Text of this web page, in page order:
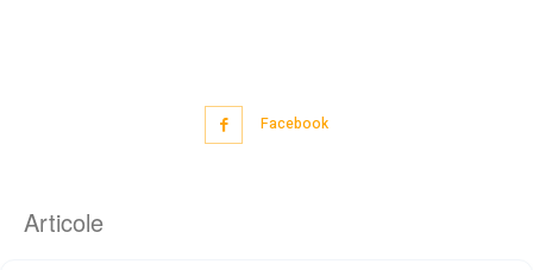
Facebook
Articole